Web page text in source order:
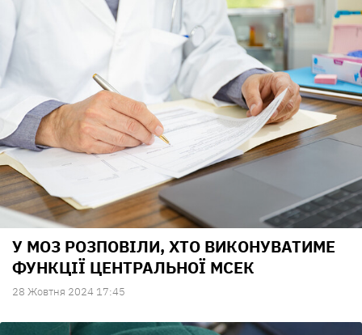
У МОЗ РОЗПОВІЛИ, ХТО ВИКОНУВАТИМЕ
ФУНКЦІЇ ЦЕНТРАЛЬНОЇ МСЕК
28 Жовтня 2024 17:45